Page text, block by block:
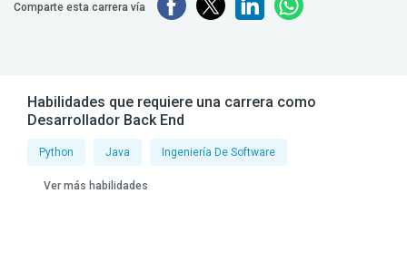
Comparte esta carrera vía
Habilidades que requiere una carrera como
Desarrollador Back End
Python Java Ingeniería De Software
Ver más habilidades